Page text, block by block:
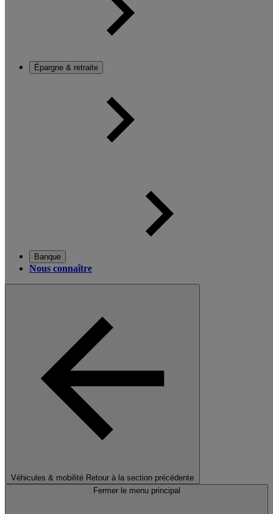
Épargne & retraite
Banque
Nous connaître
Véhicules & mobilité Retour à la section précédente
Fermer le menu principal